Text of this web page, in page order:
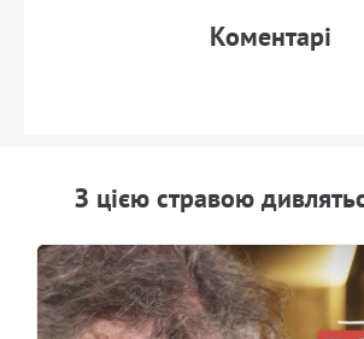
Коментарi
З цiєю стравою